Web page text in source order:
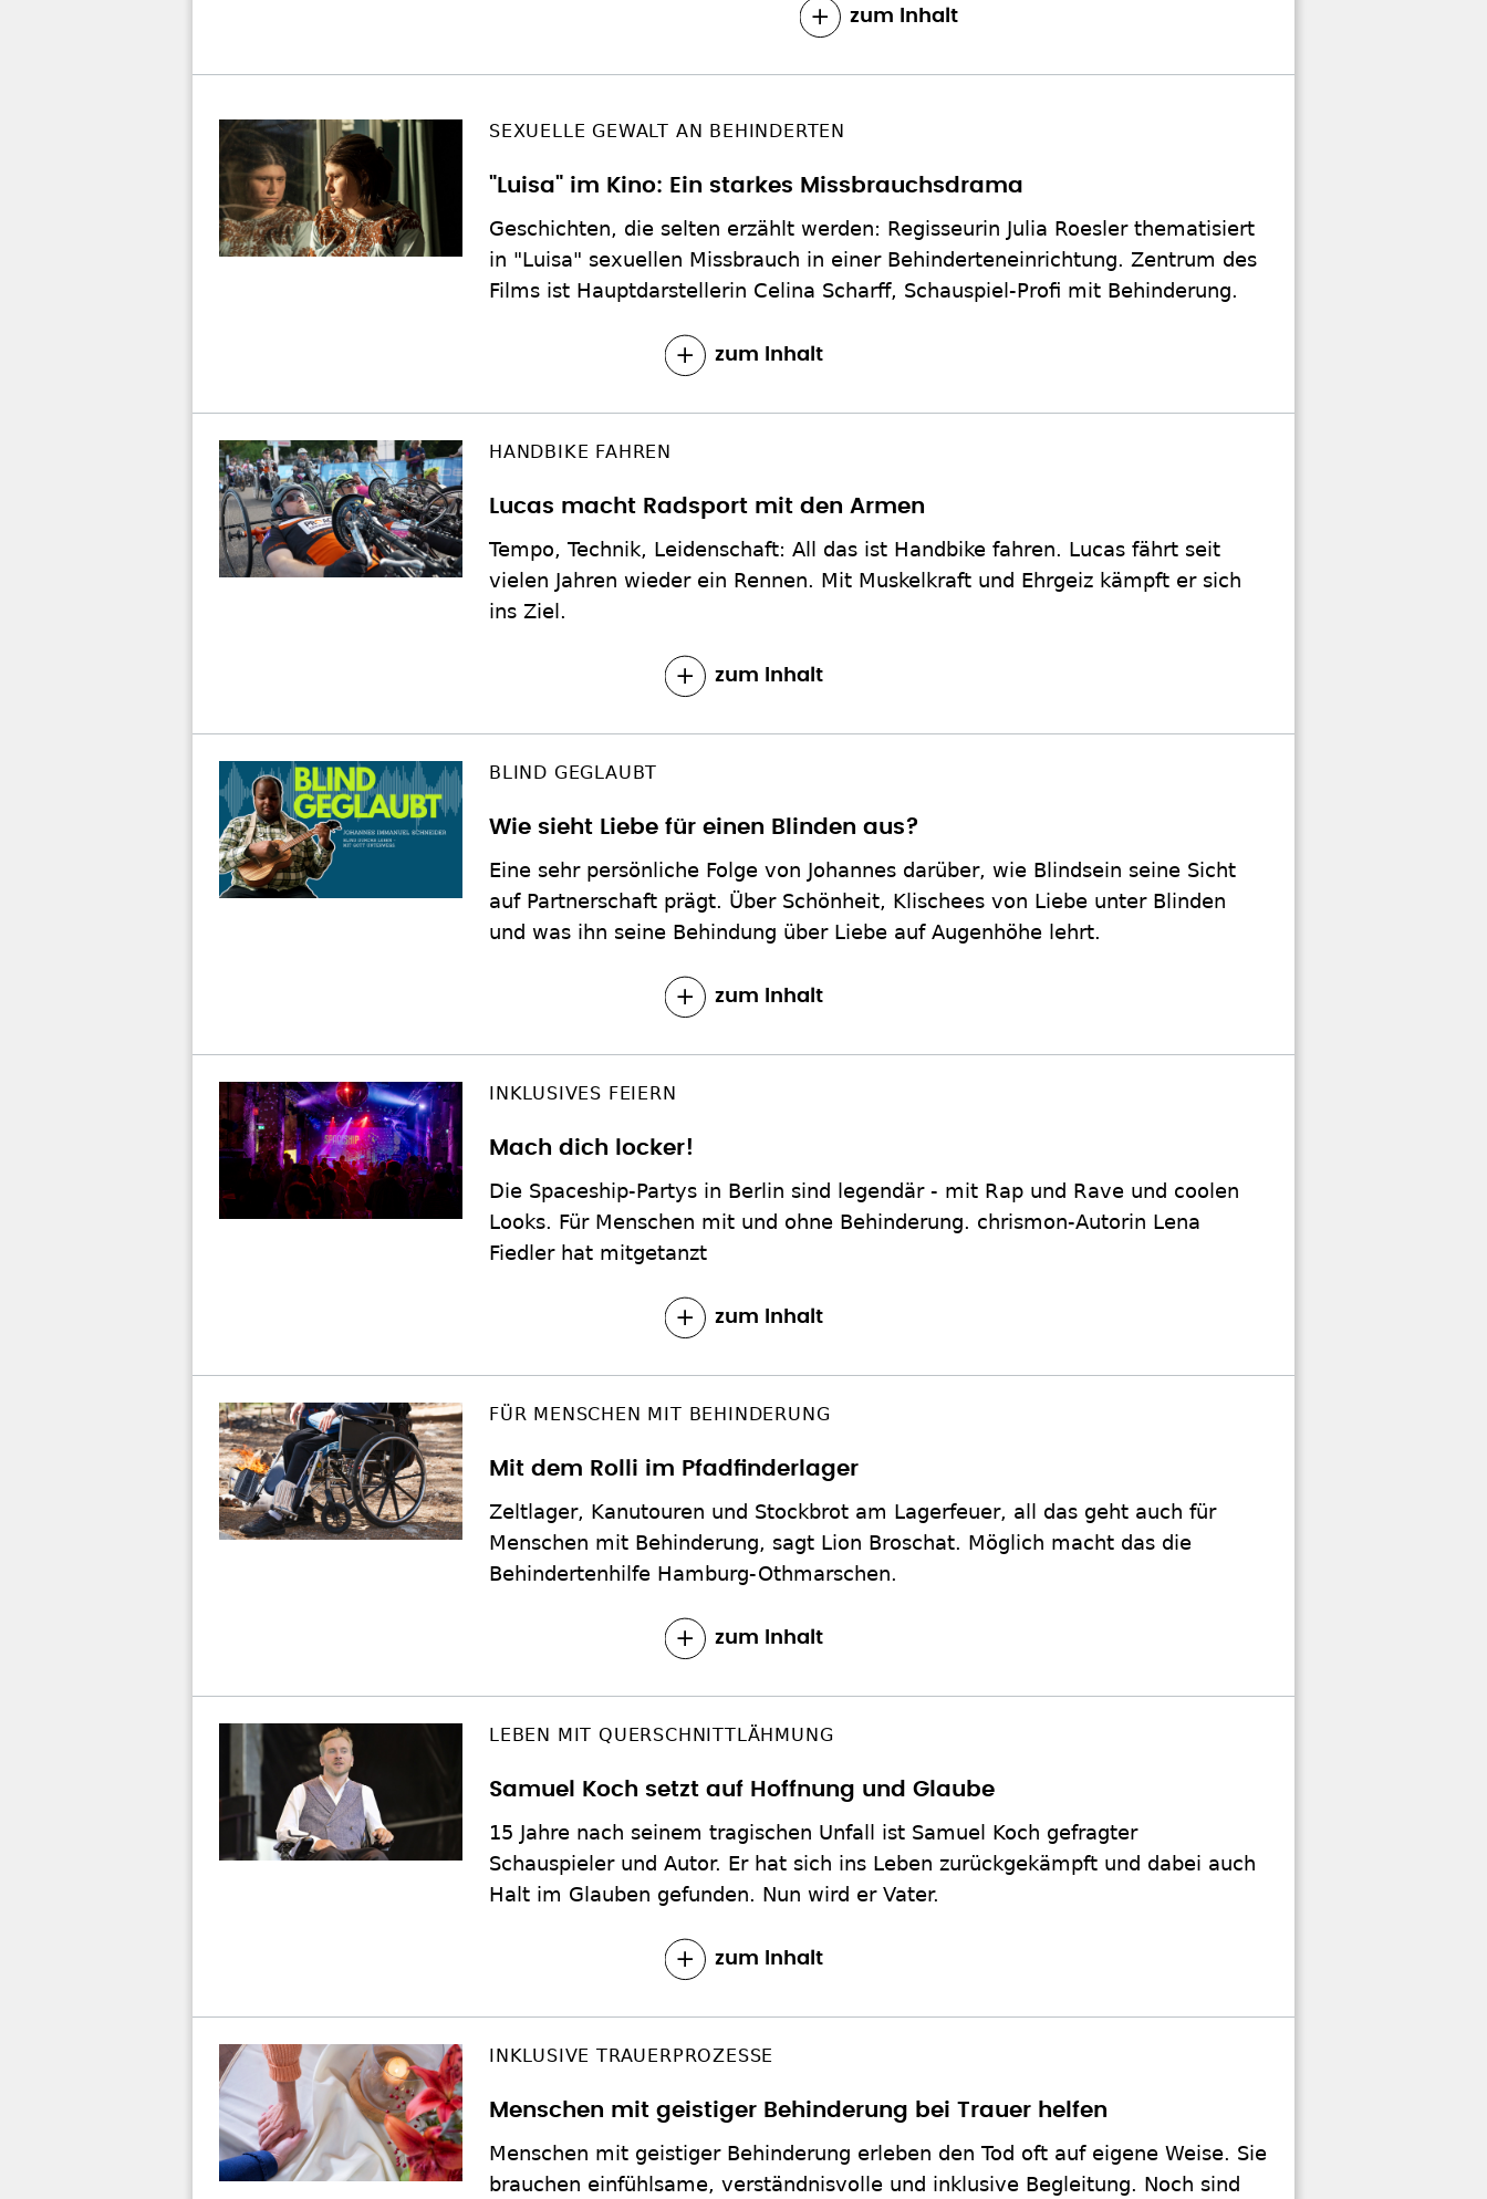
zum Inhalt
SEXUELLE GEWALT AN BEHINDERTEN
"Luisa" im Kino: Ein starkes Missbrauchsdrama
Geschichten, die selten erzählt werden: Regisseurin Julia Roesler thematisiert
in "Luisa" sexuellen Missbrauch in einer Behinderteneinrichtung. Zentrum des
Films ist Hauptdarstellerin Celina Scharff, Schauspiel-Profi mit Behinderung.
zum Inhalt
HANDBIKE FAHREN
Lucas macht Radsport mit den Armen
Tempo, Technik, Leidenschaft: All das ist Handbike fahren. Lucas fährt seit
vielen Jahren wieder ein Rennen. Mit Muskelkraft und Ehrgeiz kämpft er sich
ins Ziel.
zum Inhalt
BLIND GEGLAUBT
Wie sieht Liebe für einen Blinden aus?
Eine sehr persönliche Folge von Johannes darüber, wie Blindsein seine Sicht
auf Partnerschaft prägt. Über Schönheit, Klischees von Liebe unter Blinden
und was ihn seine Behindung über Liebe auf Augenhöhe lehrt.
zum Inhalt
INKLUSIVES FEIERN
Mach dich locker!
Die Spaceship-Partys in Berlin sind legendär - mit Rap und Rave und coolen
Looks. Für Menschen mit und ohne Behinderung. chrismon-Autorin Lena
Fiedler hat mitgetanzt
zum Inhalt
FÜR MENSCHEN MIT BEHINDERUNG
Mit dem Rolli im Pfadfinderlager
Zeltlager, Kanutouren und Stockbrot am Lagerfeuer, all das geht auch für
Menschen mit Behinderung, sagt Lion Broschat. Möglich macht das die
Behindertenhilfe Hamburg-Othmarschen.
zum Inhalt
LEBEN MIT QUERSCHNITTLÄHMUNG
Samuel Koch setzt auf Hoffnung und Glaube
15 Jahre nach seinem tragischen Unfall ist Samuel Koch gefragter
Schauspieler und Autor. Er hat sich ins Leben zurückgekämpft und dabei auch
Halt im Glauben gefunden. Nun wird er Vater.
zum Inhalt
INKLUSIVE TRAUERPROZESSE
Menschen mit geistiger Behinderung bei Trauer helfen
Menschen mit geistiger Behinderung erleben den Tod oft auf eigene Weise. Sie
brauchen einfühlsame, verständnisvolle und inklusive Begleitung. Noch sind